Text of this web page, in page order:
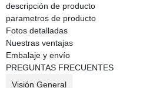
descripción de producto
parametros de producto
Fotos detalladas
Nuestras ventajas
Embalaje y envío
PREGUNTAS FRECUENTES
Visión General